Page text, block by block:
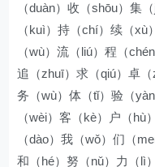
（duàn）收（shōu）集
（kuì）持（chí）续（
（wù）流（liú）程（
追（zhuī）求（qiú）卓（
务（wù）体（tǐ）验（
（wèi）客（kè）户（hù
（dào）我（wǒ）们（
和（hé）努（nǔ）力（lì